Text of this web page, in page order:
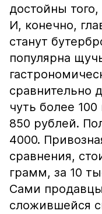
достойны
И, конечно,
станут
популярна
сравнительно
чуть более
850 рублей.
4000.
сравнения,
грамм, за 10
Сами
сложившейся